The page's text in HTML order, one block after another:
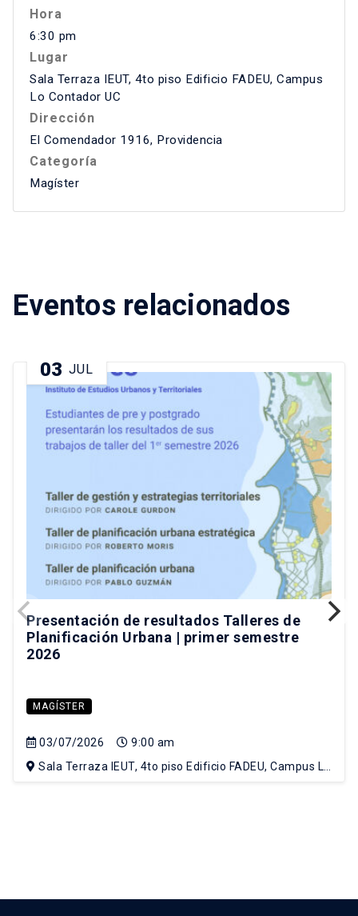
Hora
6:30 pm
Lugar
Sala Terraza IEUT, 4to piso Edificio FADEU, Campus
Lo Contador UC
Dirección
El Comendador 1916, Providencia
Categoría
Magíster
Eventos relacionados
03 JUL
Presentación de resultados Talleres de
Planificación Urbana | primer semestre
2026
MAGÍSTER
03/07/2026
9:00 am
Sala Terraza IEUT, 4to piso Edificio FADEU, Campus Lo